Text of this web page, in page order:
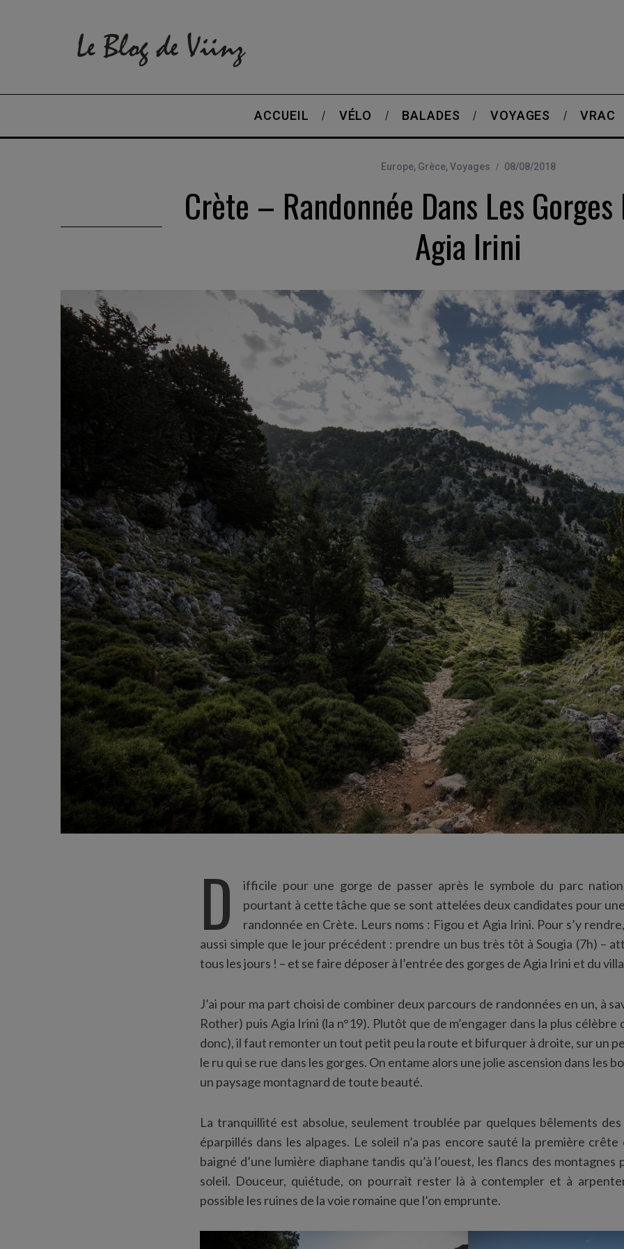
ACCUEIL VÉLO BALADES VOYAGES VRAC
Europe, Grèce,Voyages 08/08/2018
Crète – Randonnée Dans Les Gorges
Agia Irini
D
ifficile pour une gorge de passer après le symbole du parc
pourtant à cette tâche que se sont attelées deux candidates pour
randonnée en Crète. Leurs noms : Figou et Agia Irini. Pour s’y
aussi simple que le jour précédent : prendre un bus très tôt à Sougia (7h) –
tous les jours ! – et se faire déposer à l’entrée des gorges de Agia Irini et du
J’ai pour ma part choisi de combiner deux parcours de randonnées en un, à
Rother) puis Agia Irini (la n°19). Plutôt que de m’engager dans la plus célèbre
donc), il faut remonter un tout petit peu la route et bifurquer à droite, sur un
le ru qui se rue dans les gorges. On entame alors une jolie ascension dans les
un paysage montagnard de toute beauté.
La tranquillité est absolue, seulement troublée par quelques bêlements
éparpillés dans les alpages. Le soleil n’a pas encore sauté la première
baigné d’une lumière diaphane tandis qu’à l’ouest, les flancs des
soleil. Douceur, quiétude, on pourrait rester là à contempler et à
possible les ruines de la voie romaine que l’on emprunte.